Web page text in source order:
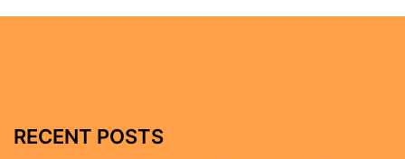
RECENT POSTS